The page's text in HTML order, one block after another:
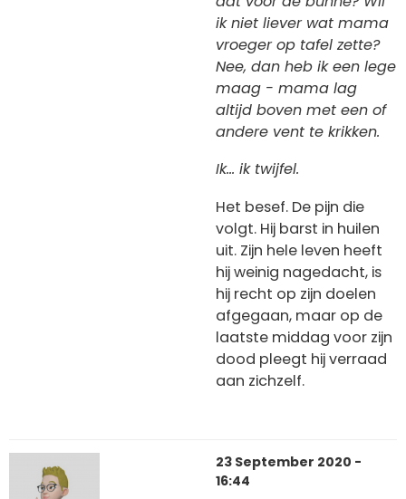
ik niet liever wat mama
vroeger op tafel zette?
Nee, dan heb ik een lege
maag - mama lag
altijd boven met een of
andere vent te krikken.
Ik... ik twijfel.
Het besef. De pijn die
volgt. Hij barst in huilen
uit. Zijn hele leven heeft
hij weinig nagedacht, is
hij recht op zijn doelen
afgegaan, maar op de
laatste middag voor zijn
dood pleegt hij verraad
aan zichzelf.
23 September 2020 -
16:44